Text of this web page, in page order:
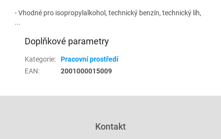
- Vhodné pro isopropylalkohol, technický benzín, technický líh,
...
Doplňkové parametry
Kategorie:
Pracovní prostředí
EAN: 2001000015009
Kontakt